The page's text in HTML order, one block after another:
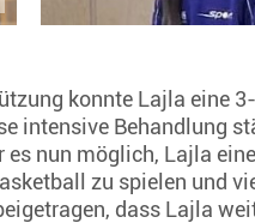
konnte Lajla eine
intensive Behandlung
nun möglich, Lajla
zu spielen und
dass Lajla